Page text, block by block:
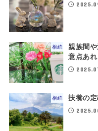
相続
親族間
意点あ
相続 扶養の